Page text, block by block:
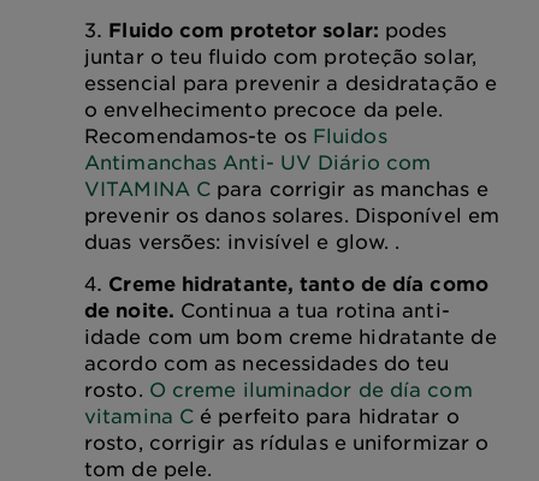
Fluido com protetor solar: podes
juntar o teu fluido com proteção solar,
essencial para prevenir a desidratação e
o envelhecimento precoce da pele.
Recomendamos-te os Fluidos
Antimanchas Anti- UV Diário com
VITAMINA C para corrigir as manchas e
prevenir os danos solares. Disponível em
duas versões: invisível e glow. .
Creme hidratante, tanto de día como
de noite. Continua a tua rotina anti-
idade com um bom creme hidratante de
acordo com as necessidades do teu
rosto. O creme iluminador de día com
vitamina C é perfeito para hidratar o
rosto, corrigir as rídulas e uniformizar o
tom de pele.